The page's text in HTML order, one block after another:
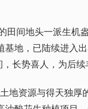
田间地头一派生机
基地，已陆续进入
长势喜人，为后续
地资源与得天独